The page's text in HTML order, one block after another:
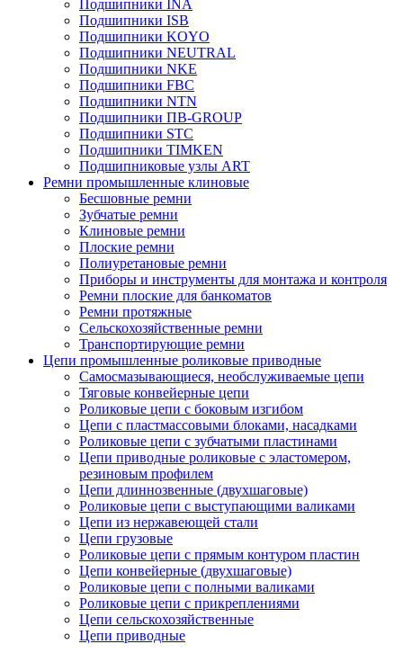
Подшипники INA
Подшипники ISB
Подшипники KOYO
Подшипники NEUTRAL
Подшипники NKE
Подшипники FBC
Подшипники NTN
Подшипники ПВ-GROUP
Подшипники STC
Подшипники TIMKEN
Подшипниковые узлы ART
Ремни промышленные клиновые
Бесшовные ремни
Зубчатые ремни
Клиновые ремни
Плоские ремни
Полиуретановые ремни
Приборы и инструменты для монтажа и контроля
Ремни плоские для банкоматов
Ремни протяжные
Сельскохозяйственные ремни
Транспортирующие ремни
Цепи промышленные роликовые приводные
Самосмазывающиеся, необслуживаемые цепи
Тяговые конвейерные цепи
Роликовые цепи с боковым изгибом
Цепи с пластмассовыми блоками, насадками
Роликовые цепи с зубчатыми пластинами
Цепи приводные роликовые с эластомером,
резиновым профилем
Цепи длиннозвенные (двухшаговые)
Роликовые цепи с выступающими валиками
Цепи из нержавеющей стали
Цепи грузовые
Роликовые цепи с прямым контуром пластин
Цепи конвейерные (двухшаговые)
Роликовые цепи с полными валиками
Роликовые цепи с прикреплениями
Цепи сельскохозяйственные
Цепи приводные